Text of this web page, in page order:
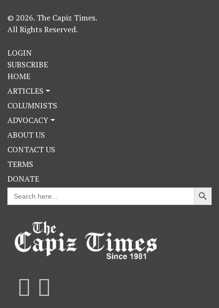
© 2026. The Capiz Times.
All Rights Reserved.
LOGIN
SUBSCRIBE
HOME
ARTICLES
COLUMNISTS
ADVOCACY
ABOUT US
CONTACT US
TERMS
DONATE
Search
for:
Search Button